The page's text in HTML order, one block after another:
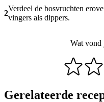
2
Verdeel de bosvruchten
vingers als dippers.
Wat vond
Gerelateerde